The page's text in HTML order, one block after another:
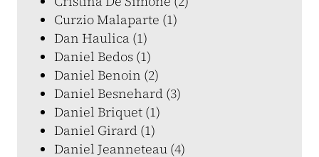
Curzio Malaparte (1)
Dan Haulica (1)
Daniel Bedos (1)
Daniel Benoin (2)
Daniel Besnehard (3)
Daniel Briquet (1)
Daniel Girard (1)
Daniel Jeanneteau (4)